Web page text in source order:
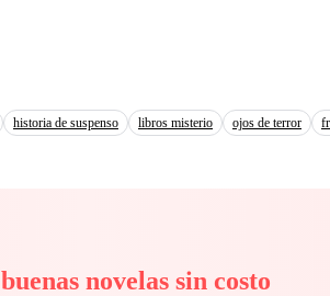
historia de suspenso libros misterio ojos de terror
buenas novelas sin costo